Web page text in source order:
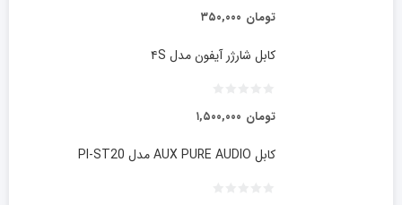
۳۵۰,۰۰۰ تومان
کابل شارژر آیفون مدل ۴S
۱,۵۰۰,۰۰۰ تومان
کابل AUX PURE AUDIO مدل PI-ST20